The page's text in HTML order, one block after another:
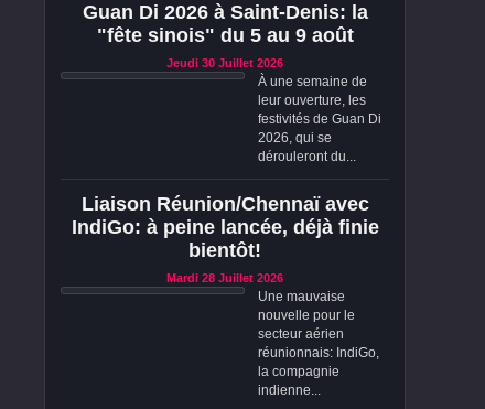
Guan Di 2026 à Saint-Denis: la
"fête sinois" du 5 au 9 août
Jeudi 30 Juillet 2026
À une semaine de
leur ouverture, les
festivités de Guan Di
2026, qui se
dérouleront du...
Liaison Réunion/Chennaï avec
IndiGo: à peine lancée, déjà finie
bientôt!
Mardi 28 Juillet 2026
Une mauvaise
nouvelle pour le
secteur aérien
réunionnais: IndiGo,
la compagnie
indienne...